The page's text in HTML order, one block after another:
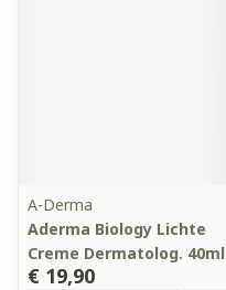
A-Derma
Aderma Biology Lichte
Creme Dermatolog. 40ml
€ 19,90